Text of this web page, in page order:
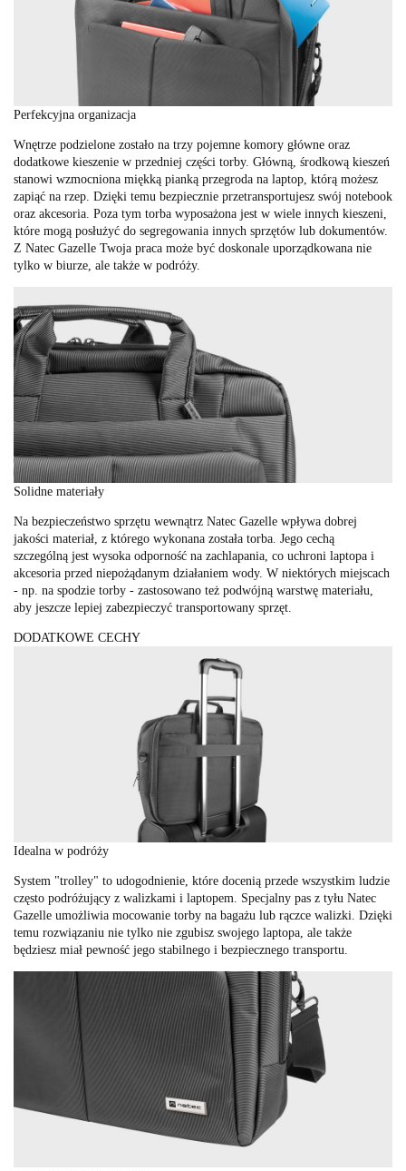
Perfekcyjna organizacja
Wnętrze podzielone zostało na trzy pojemne komory główne oraz
dodatkowe kieszenie w przedniej części torby. Główną, środkową kieszeń
stanowi wzmocniona miękką pianką przegroda na laptop, którą możesz
zapiąć na rzep. Dzięki temu bezpiecznie przetransportujesz swój notebook
oraz akcesoria. Poza tym torba wyposażona jest w wiele innych kieszeni,
które mogą posłużyć do segregowania innych sprzętów lub dokumentów.
Z Natec Gazelle Twoja praca może być doskonale uporządkowana nie
tylko w biurze, ale także w podróży.
Solidne materiały
Na bezpieczeństwo sprzętu wewnątrz Natec Gazelle wpływa dobrej
jakości materiał, z którego wykonana została torba. Jego cechą
szczególną jest wysoka odporność na zachlapania, co uchroni laptopa i
akcesoria przed niepożądanym działaniem wody. W niektórych miejscach
- np. na spodzie torby - zastosowano też podwójną warstwę materiału,
aby jeszcze lepiej zabezpieczyć transportowany sprzęt.
DODATKOWE CECHY
Idealna w podróży
System "trolley" to udogodnienie, które docenią przede wszystkim ludzie
często podróżujący z walizkami i laptopem. Specjalny pas z tyłu Natec
Gazelle umożliwia mocowanie torby na bagażu lub rączce walizki. Dzięki
temu rozwiązaniu nie tylko nie zgubisz swojego laptopa, ale także
będziesz miał pewność jego stabilnego i bezpiecznego transportu.